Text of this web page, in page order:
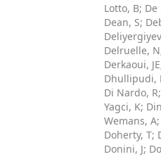
Lotto, B; De
Dean, S;
Delruelle, N
Derkaoui, JE
Dhullipudi,
Di Nardo, R;
Yagci, K;
Wemans, A;
Doherty, T;
Donini, J;